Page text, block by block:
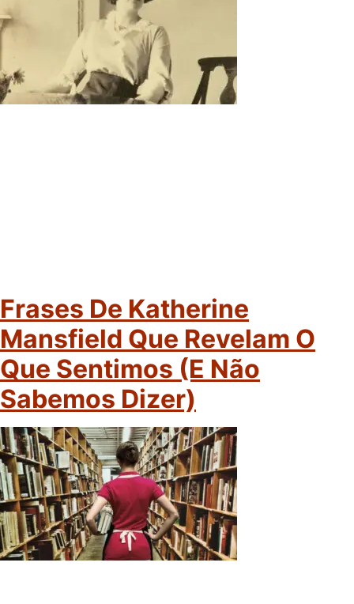
Frases De Katherine
Mansfield Que Revelam O
Que Sentimos (e Não
Sabemos Dizer)